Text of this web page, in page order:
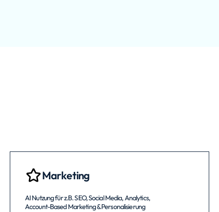
Marketing
AI Nutzung für z.B. SEO, Social Media, Analytics,
Account-Based Marketing & Personalisierung